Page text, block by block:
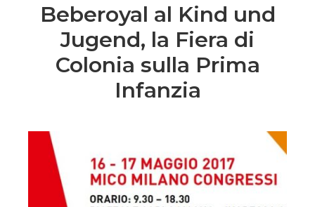
Beberoyal al Kind und
Jugend, la Fiera di
Colonia sulla Prima
Infanzia